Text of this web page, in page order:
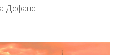
Дефанс